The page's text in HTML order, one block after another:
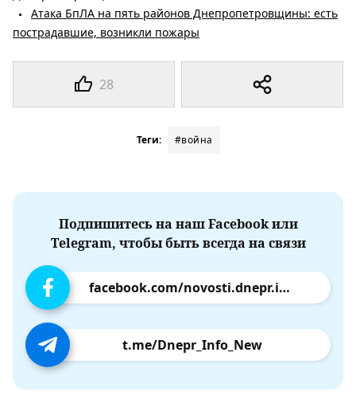
28
Атака БпЛА на пять районов Днепропетровщины: есть
пострадавшие, возникли пожары
Теги: #война
Подпишитесь на наш Facebook или
Telegram, чтобы быть всегда на связи
facebook.com/novosti.dnepr.info
t.me/Dnepr_Info_New